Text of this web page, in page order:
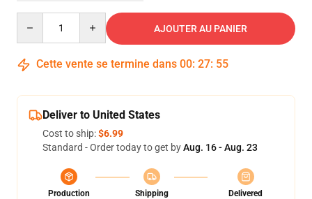
AJOUTER AU PANIER
Cette vente se termine dans 00: 27: 54
Deliver to United States
Cost to ship:$6.99
Standard - Order today to get byAug. 16 - Aug. 23
Production
Shipping
Delivered